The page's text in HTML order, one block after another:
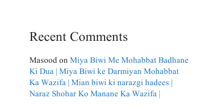
Recent Comments
MasoodonMiya Biwi Me Mohabbat Badhane
Ki Dua | Miya Biwi ke Darmiyan Mohabbat
Ka Wazifa | Mian biwi ki narazgi hadees |
Naraz Shohar Ko Manane Ka Wazifa |